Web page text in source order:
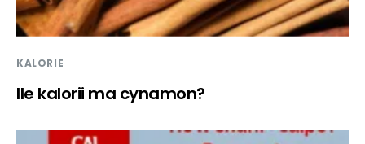
KALORIE
Ile kalorii ma cynamon?